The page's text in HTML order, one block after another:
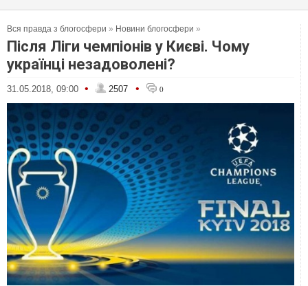
Вся правда з блогосфери » Новини блогосфери »
Після Ліги чемпіонів у Києві. Чому
українці незадоволені?
31.05.2018, 09:00 • 2507 • 0